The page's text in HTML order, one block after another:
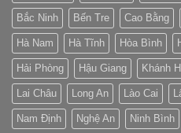
Bắc Ninh Bến Tre Cao Bằng
Hà Nam Hà Tĩnh Hòa Bình
Hải Phòng Hậu Giang Khánh
Lai Châu Long An Lào Cai
Nam Định Nghệ An Ninh Bình